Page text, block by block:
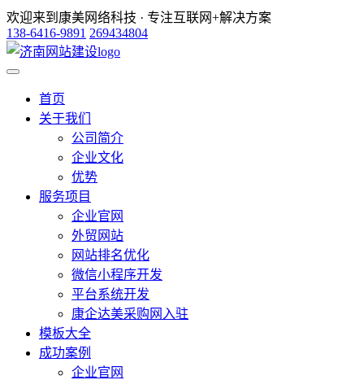
欢迎来到康美网络科技 · 专注互联网+解决方案
138-6416-9891 269434804
首页
关于我们
公司简介
企业文化
优势
服务项目
企业官网
外贸网站
网站排名优化
微信小程序开发
平台系统开发
康企达美采购网入驻
模板大全
成功案例
企业官网